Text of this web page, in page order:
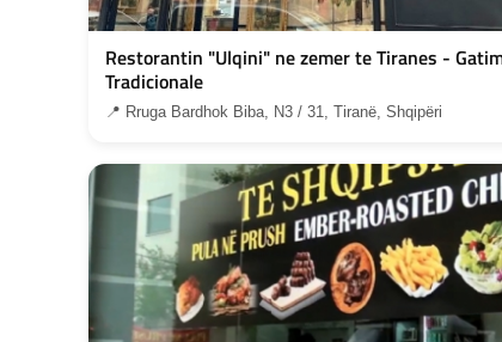
Restorantin "Ulqini" ne zemer te Tiranes -
Tradicionale
📍 Rruga Bardhok Biba, N3 / 31, Tiranë, Shqipëri